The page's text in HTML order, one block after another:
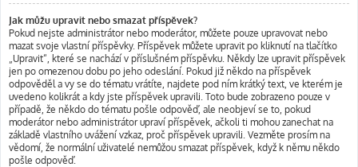
Jak můžu upravit nebo smazat příspěvek?
Pokud nejste administrátor nebo moderátor, můžete pouze upravovat nebo
mazat svoje vlastní příspěvky. Příspěvek můžete upravit po kliknutí na tlačítko
„Upravit“, které se nachází v příslušném příspěvku. Někdy lze upravit příspěvek
jen po omezenou dobu po jeho odeslání. Pokud již někdo na příspěvek
odpověděl a vy se do tématu vrátíte, najdete pod ním krátký text, ve kterém je
uvedeno kolikrát a kdy jste příspěvek upravili. Toto bude zobrazeno pouze v
případě, že někdo do tématu pošle odpověď, ale neobjeví se to, pokud
moderátor nebo administrátor upraví příspěvek, ačkoli ti mohou zanechat na
základě vlastního uvážení vzkaz, proč příspěvek upravili. Vezměte prosím na
vědomí, že normální uživatelé nemůžou smazat příspěvek, když k němu někdo
pošle odpověď.